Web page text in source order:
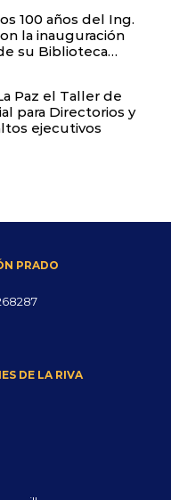
100 años del Ing.
la inauguración
su Biblioteca
Paz el Taller de
para Directorios y
ejecutivos
PRADO
DE LA RIVA